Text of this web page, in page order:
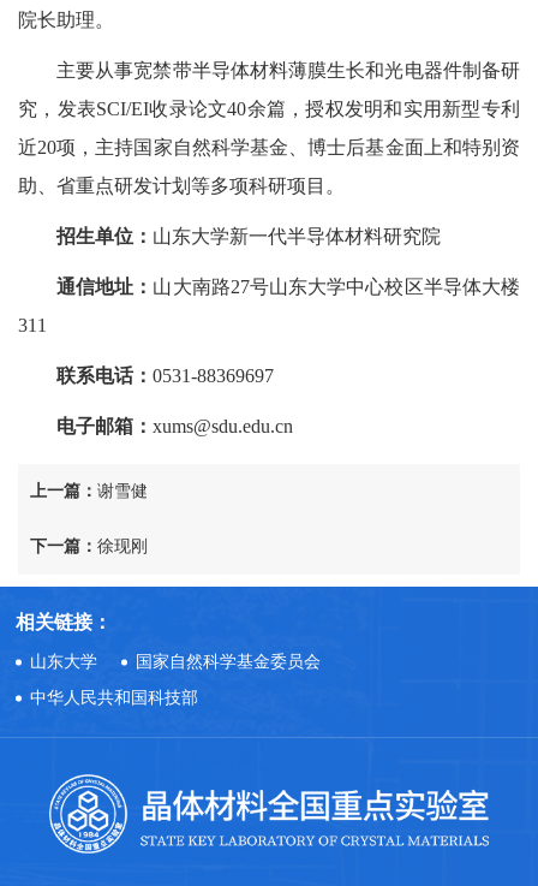
院长助理。
主要从事宽禁带半导体材料薄膜生长和光电器件制备研
究，发表SCI/EI收录论文40余篇，授权发明和实用新型专利
近20项，主持国家自然科学基金、博士后基金面上和特别资
助、省重点研发计划等多项科研项目。
招生单位： 山东大学新一代半导体材料研究院
通信地址： 山大南路27号山东大学中心校区半导体大楼
311
联系电话： 0531-88369697
电子邮箱： xums@sdu.edu.cn
上一篇： 谢雪健
下一篇： 徐现刚
相关链接：
山东大学
国家自然科学基金委员会
中华人民共和国科技部